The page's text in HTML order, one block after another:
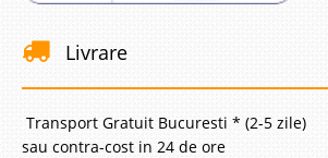
Livrare
Transport Gratuit Bucuresti * (2-5 zile)
sau contra-cost in 24 de ore